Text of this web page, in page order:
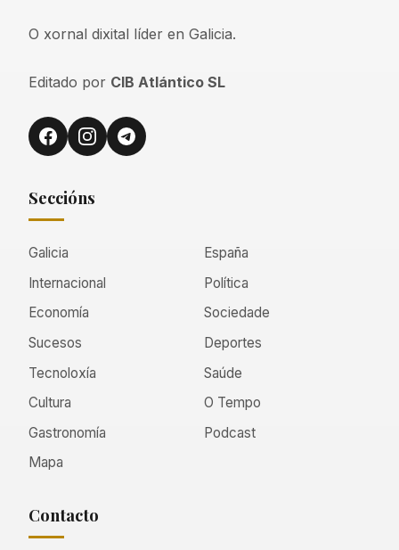
O xornal dixital líder en Galicia.
Editado por CIB Atlántico SL
Seccións
Galicia
España
Internacional
Política
Economía
Sociedade
Sucesos
Deportes
Tecnoloxía
Saúde
Cultura
O Tempo
Gastronomía
Podcast
Mapa
Contacto